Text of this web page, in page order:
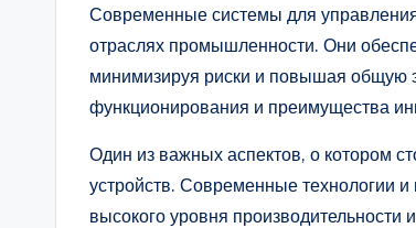
Современные системы для
отраслях промышленности. Они
минимизируя риски и повышая общую
функционирования и преимущества
Один из важных аспектов, о котором
устройств. Современные технологии
высокого уровня производительности